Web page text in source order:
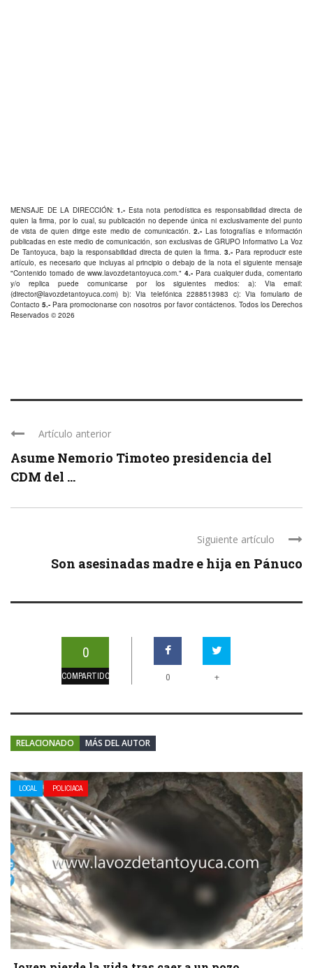
MENSAJE DE LA DIRECCIÓN:1.- Esta nota periodística es responsabilidad directa de
quien la firma, por lo cual, su publicación no depende única ni exclusivamente del punto
de vista de quien dirige este medio de comunicación.2.- Las fotografías e información
publicadas en este medio de comunicación, son exclusivas de GRUPO Informativo La Voz
De Tantoyuca, bajo la responsabilidad directa de quien la firma.3.- Para reproducir este
artículo, es necesario que incluyas al principio o debajo de la nota el siguiente mensaje
"Contenido tomado dewww.lavozdetantoyuca.com." 4.- Para cualquier duda, comentario
y/o replica puede comunicarse por los siguientes medios: a): Via email:
(director@lavozdetantoyuca.com) b): Via telefónica 2288513983 c): Via fomulario de
Contacto 5.- Para promocionarse con nosotros por favorcontáctenos. Todos los Derechos
Reservados © 2026
Artículo anterior
Asume Nemorio Timoteo presidencia del
CDM del ...
Siguiente artículo
Son asesinadas madre e hija en Pánuco
0
COMPARTIDOS 0 +
RELACIONADO MÁS DEL AUTOR
LOCAL POLICIACA